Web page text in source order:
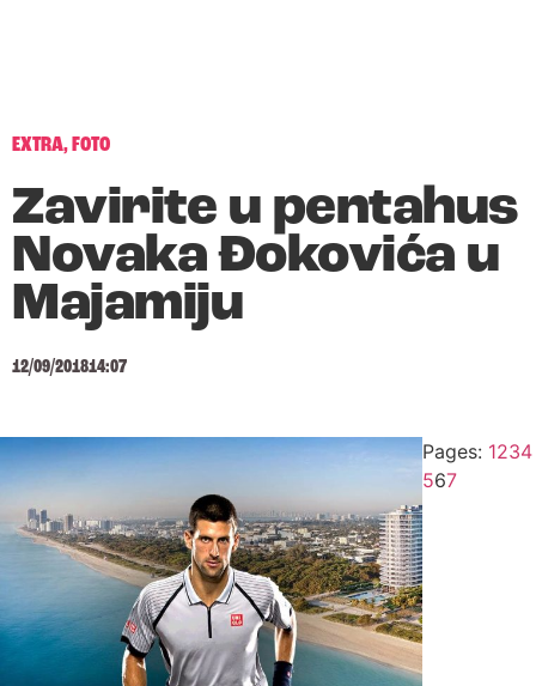
EXTRA,FOTO
Zavirite u pentahus
Novaka Đokovića u
Majamiju
12/09/201814:07
Pages: 1234
567